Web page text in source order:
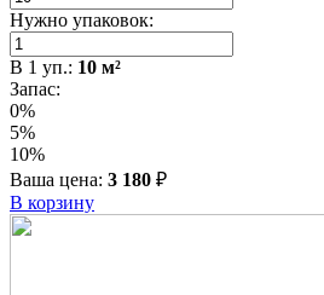
Нужно упаковок:
В 1 уп.: 10 м²
Запас:
0%
5%
10%
Ваша цена: 3 180 ₽
В корзину